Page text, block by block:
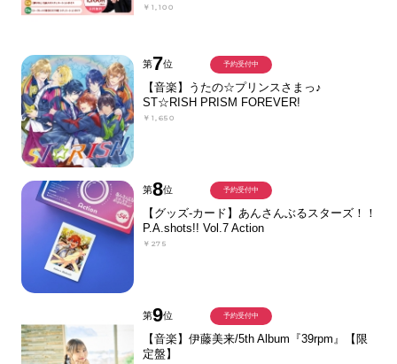
￥1,100
第7位
【音楽】うたの☆プリンスさまっ♪
ST☆RISH PRISM FOREVER!
￥1,650
予約受付中
第8位
【グッズ-カード】あんさんぶるスターズ！！
P.A.shots!! Vol.7 Action
￥275
予約受付中
第9位
【音楽】伊藤美来/5th Album『39rpm』【限
定盤】
予約受付中